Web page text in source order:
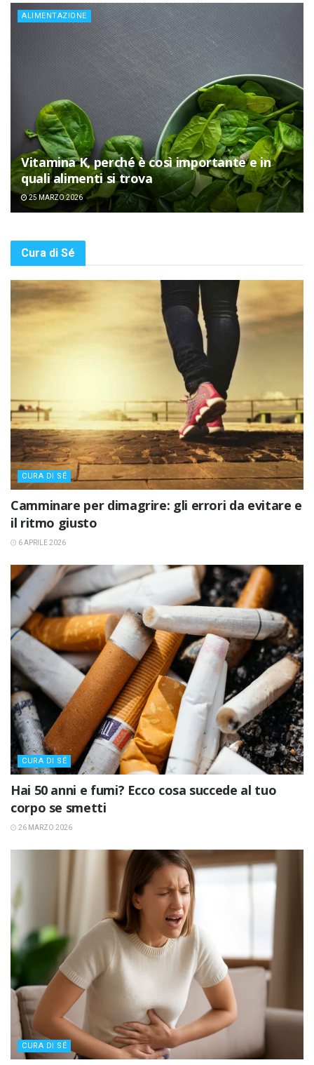
ALIMENTAZIONE
Vitamina K, perché è così importante e in
quali alimenti si trova
25 MARZO 2026
Cura di Sé
CURA DI SÉ
Camminare per dimagrire: gli errori da evitare e
il ritmo giusto
6 APRILE 2026
CURA DI SÉ
Hai 50 anni e fumi? Ecco cosa succede al tuo
corpo se smetti
26 MARZO 2026
CURA DI SÉ